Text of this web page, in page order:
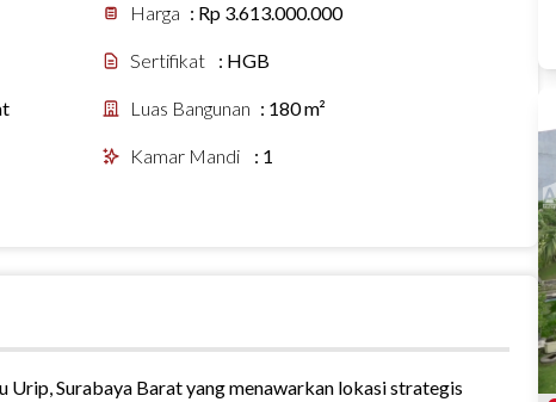
Harga : Rp 3.613.000.000
Sertifikat : HGB
Luas Bangunan : 180 m²
Kamar Mandi : 1
Urip, Surabaya Barat yang menawarkan lokasi strategis